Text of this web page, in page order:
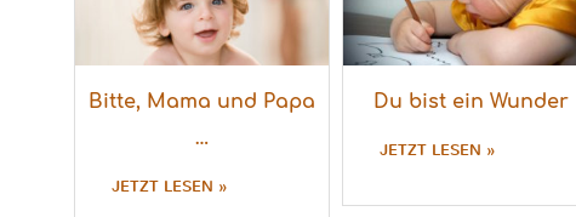
Bitte, Mama und Papa
…
JETZT LESEN »
Du bist ein Wunder
JETZT LESEN »